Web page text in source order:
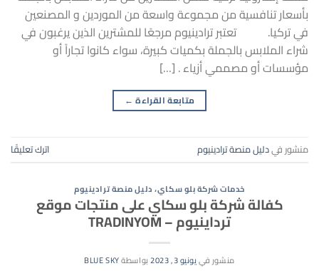
بأسعار تنافسية من مجموعة واسعة من الموردين و المصنعين
في تركيا. تعتبر ترادينيوم مرجعًا للمشترين الذين يرغبون في
شراء الملابس بالجملة بكميات كبيرة، سواء كانوا تجاراً أو
مؤسسات أو مصممي أزياء . […]
متابعة القراءة ←
منشور فيدليل منصة ترادينيوم اترك تعليقًا
خدمات شركة بلو سكاي،دليل منصة ترادينيوم
كفالة شركة بلو سكاي على منتجات موقع
ترداينيوم – TRADINYOM
منشور فييونيو 3, 2023 بواسطةBLUE SKY